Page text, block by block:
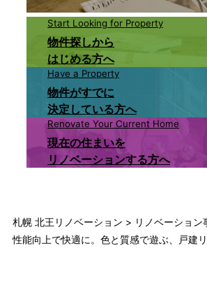
Start Looking for Property
物件探しから
はじめる方へ
Have a Property
物件がすでに
決定している方へ
Renovate Your Current Home
現在の住まいを
リノベーションする方へ
札幌 北王リノベーション > リノベーション
性能向上で快適に。色と質感で遊ぶ、戸建